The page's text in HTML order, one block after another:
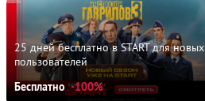
25 дней бесплатно в START для новых
пользователей
Бесплатно -100%